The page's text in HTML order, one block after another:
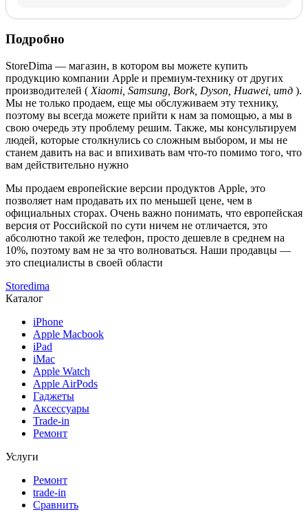
Подробно
StoreDima — магазин, в котором вы можете купить
продукцию компании Apple и премиум-технику от других
производителей ( Xiaomi, Samsung, Bork, Dyson, Huawei, итд ).
Мы не только продаем, еще мы обслуживаем эту технику,
поэтому вы всегда можете прийти к нам за помощью, а мы в
свою очередь эту проблему решим. Также, мы консультируем
людей, которые столкнулись со сложным выбором, и мы не
станем давить на вас и впихивать вам что-то помимо того, что
вам действительно нужно
Мы продаем европейские версии продуктов Apple, это
позволяет нам продавать их по меньшей цене, чем в
официальных сторах. Очень важно понимать, что европейская
версия от Российской по сути ничем не отличается, это
абсолютно такой же телефон, просто дешевле в среднем на
10%, поэтому вам не за что волноваться. Наши продавцы —
это специалисты в своей области
Storedima
Каталог
iPhone
Apple Macbook
iPad
iMac
Apple Watch
Apple AirPods
Гаджеты
Аксессуары
Trade-in
Ремонт
Услуги
Ремонт
trade-in
Сравнить